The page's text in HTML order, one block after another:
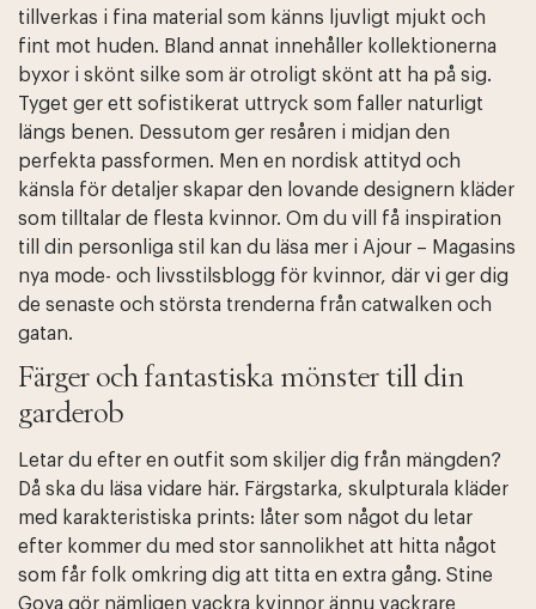
tillverkas i fina material som känns ljuvligt mjukt och
fint mot huden. Bland annat innehåller kollektionerna
byxor i skönt silke som är otroligt skönt att ha på sig.
Tyget ger ett sofistikerat uttryck som faller naturligt
längs benen. Dessutom ger resåren i midjan den
perfekta passformen. Men en nordisk attityd och
känsla för detaljer skapar den lovande designern kläder
som tilltalar de flesta kvinnor. Om du vill få inspiration
till din personliga stil kan du läsa mer i Ajour – Magasins
nya mode- och livsstilsblogg för kvinnor, där vi ger dig
de senaste och största trenderna från catwalken och
gatan.
Färger och fantastiska mönster till din
garderob
Letar du efter en outfit som skiljer dig från mängden?
Då ska du läsa vidare här. Färgstarka, skulpturala kläder
med karakteristiska prints: låter som något du letar
efter kommer du med stor sannolikhet att hitta något
som får folk omkring dig att titta en extra gång. Stine
Goya gör nämligen vackra kvinnor ännu vackrare